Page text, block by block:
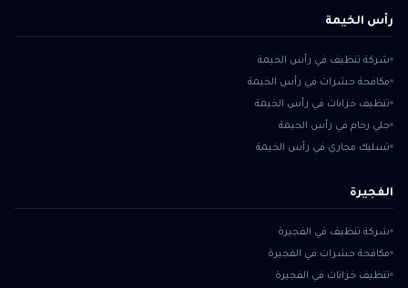
رأس الخيمة
شركة تنظيف في رأس الخيمة
مكافحة حشرات في رأس الخيمة
تنظيف خزانات في رأس الخيمة
جلي رخام في رأس الخيمة
تسليك مجاري في رأس الخيمة
الفجيرة
شركة تنظيف في الفجيرة
مكافحة حشرات في الفجيرة
تنظيف خزانات في الفجيرة